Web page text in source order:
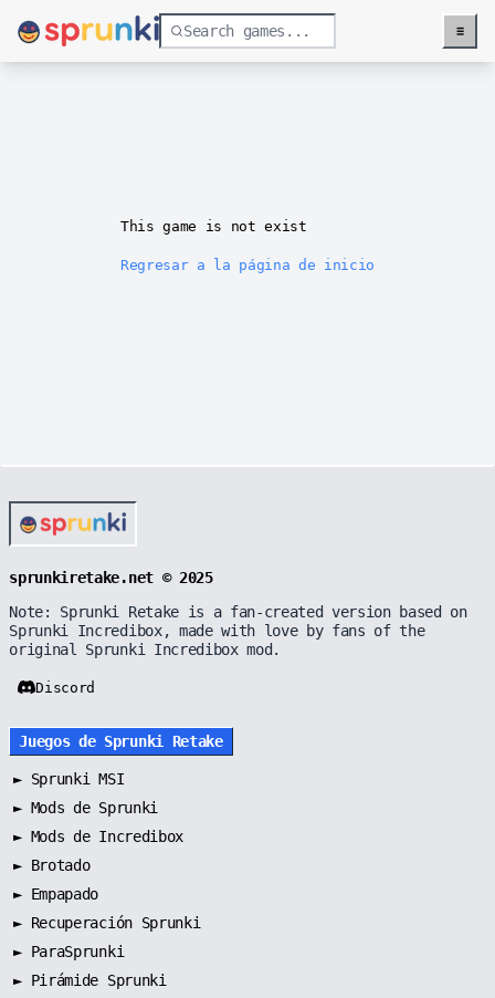
Menu
≡
This game is not exist
Regresar a la página de inicio
sprunkiretake.net © 2025
Note: Sprunki Retake is a fan-created version based on
Sprunki Incredibox, made with love by fans of the
original Sprunki Incredibox mod.
Discord
Juegos de Sprunki Retake
► Sprunki MSI
► Mods de Sprunki
► Mods de Incredibox
► Brotado
► Empapado
► Recuperación Sprunki
► ParaSprunki
► Pirámide Sprunki